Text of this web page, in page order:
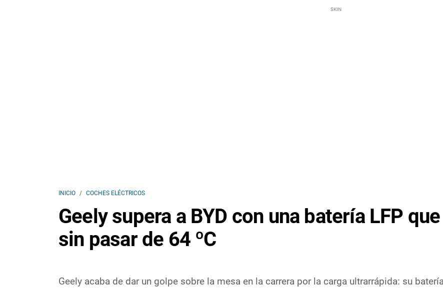
INICIO COCHES ELÉCTRICOS
Geely supera a BYD con una batería LFP
sin pasar de 64 ºC
Geely acaba de dar un golpe sobre la mesa en la carrera por la carga ultrarrápida: su